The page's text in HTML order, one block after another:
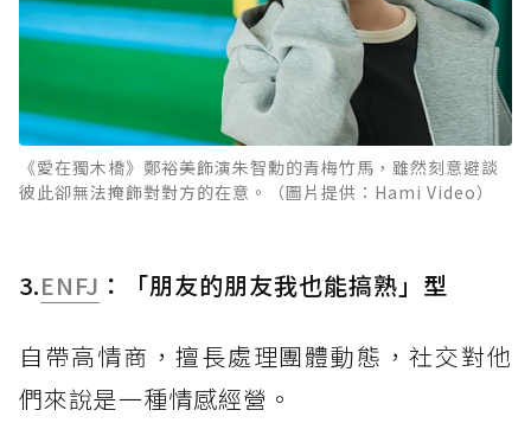
《愛在獨木橋》鄭裕美飾演朱智勳的青梅竹馬，雖然刻意避談
彼此卻無法掩飾對對方的在意。（圖片提供：Hami Video）
3.ENFJ ：「朋友的朋友我也能搞熟」型
自帶高情商，擅長處理團體動態，社交對他
們來說是一種情感經營。